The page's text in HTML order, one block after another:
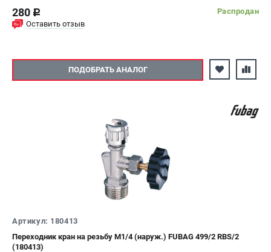
280 c
Распродан
Оставить отзыв
ПОДОБРАТЬ АНАЛОГ
Артикул: 180413
Переходник кран на резьбу М1/4 (наруж.) FUBAG 499/2 RBS/2
(180413)